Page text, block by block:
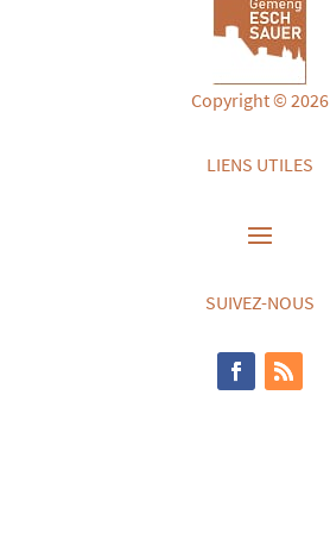
Copyright © 2026
LIENS UTILES
SUIVEZ-NOUS